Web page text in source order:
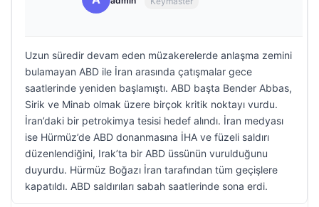
Uzun süredir devam eden müzakerelerde anlaşma zemini
bulamayan ABD ile İran arasında çatışmalar gece
saatlerinde yeniden başlamıştı. ABD başta Bender Abbas,
Sirik ve Minab olmak üzere birçok kritik noktayı vurdu.
İran’daki bir petrokimya tesisi hedef alındı. İran medyası
ise Hürmüz’de ABD donanmasına İHA ve füzeli saldırı
düzenlendiğini, Irak’ta bir ABD üssünün vurulduğunu
duyurdu. Hürmüz Boğazı İran tarafından tüm geçişlere
kapatıldı. ABD saldırıları sabah saatlerinde sona erdi.